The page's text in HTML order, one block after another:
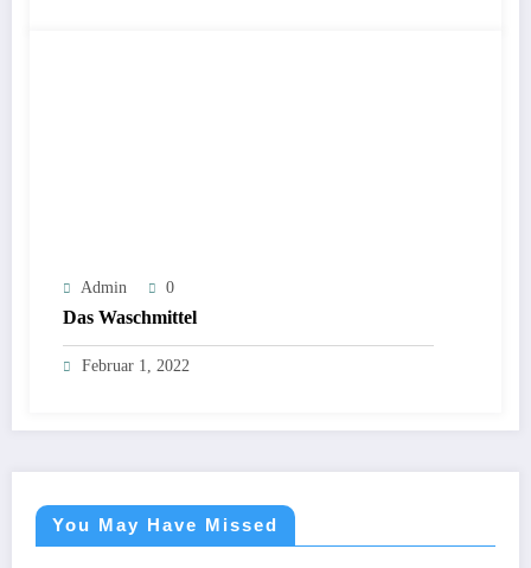
Admin 0
Das Waschmittel
Februar 1, 2022
You May Have Missed